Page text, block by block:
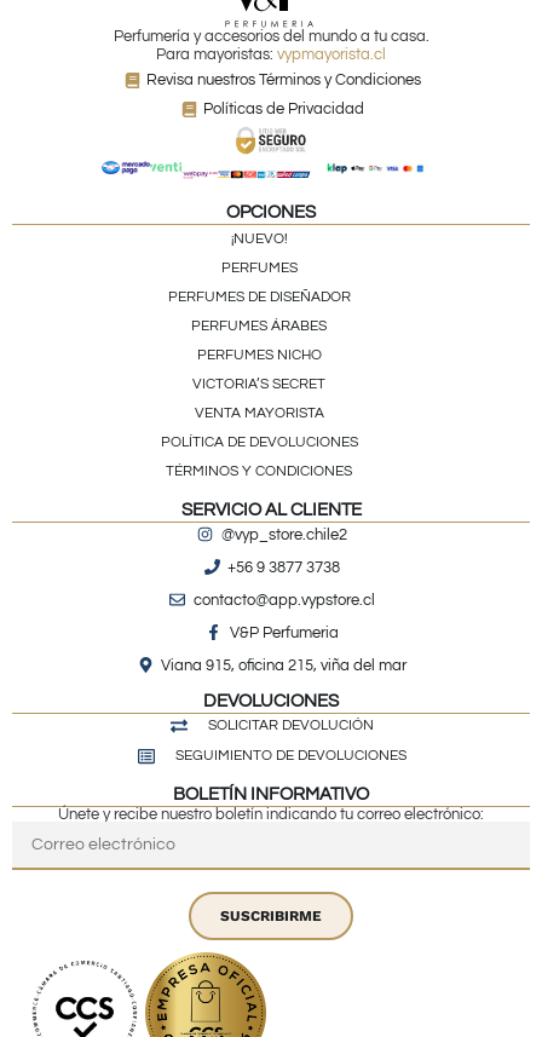
Perfumería y accesorios del mundo a tu casa.
Para mayoristas: vypmayorista.cl
Revisa nuestros Términos y Condiciones
Políticas de Privacidad
OPCIONES
¡NUEVO!
PERFUMES
PERFUMES DE DISEÑADOR
PERFUMES ÁRABES
PERFUMES NICHO
VICTORIA’S SECRET
VENTA MAYORISTA
POLÍTICA DE DEVOLUCIONES
TÉRMINOS Y CONDICIONES
SERVICIO AL CLIENTE
@vyp_store.chile2
+56 9 3877 3738
contacto@app.vypstore.cl
V&P Perfumeria
Viana 915, oficina 215, viña del mar
DEVOLUCIONES
SOLICITAR DEVOLUCIÓN
SEGUIMIENTO DE DEVOLUCIONES
BOLETÍN INFORMATIVO
Únete y recibe nuestro boletín indicando tu correo electrónico:
SUSCRIBIRME